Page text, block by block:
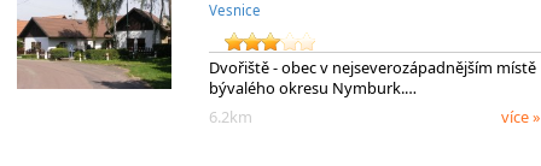
Vesnice
Dvořiště - obec v nejseverozápadnějším místě
bývalého okresu Nymburk.…
6.2km
více »